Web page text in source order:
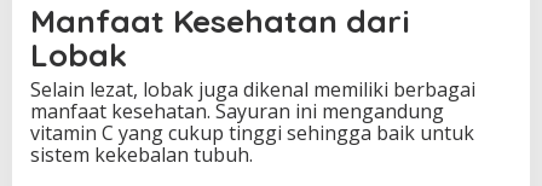
Manfaat Kesehatan dari
Lobak
Selain lezat, lobak juga dikenal memiliki berbagai
manfaat kesehatan. Sayuran ini mengandung
vitamin C yang cukup tinggi sehingga baik untuk
sistem kekebalan tubuh.